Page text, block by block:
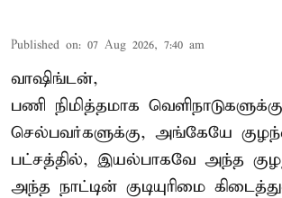
Published on: 07 Aug 2026, 7:40 am
வாஷிங்டன்,
பணி நிமித்தமாக வெளிநாடுகளுக்கு
செல்பவர்களுக்கு, அங்கேயே
பட்சத்தில், இயல்பாகவே அந்த
அந்த நாட்டின் குடியுரிமை